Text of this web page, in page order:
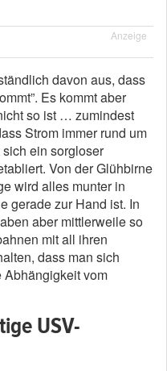
Anzeige
davon aus, dass
Es kommt aber
so ist … zumindest
Strom immer rund um
ein sorgloser
Von der Glühbirne
wird alles munter in
gerade zur Hand ist. In
aber mittlerweile so
mit all ihren
dass man sich
vom
USV-